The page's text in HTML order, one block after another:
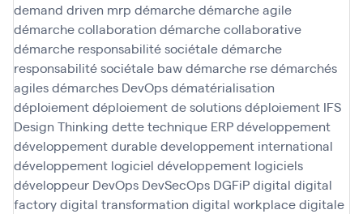
demand driven mrp démarchedémarche agile
démarche collaboration démarche collaborative
démarche responsabilité sociétaledémarche
responsabilité sociétale bawdémarche rsedémarchés
agilesdémarches DevOpsdématérialisation
déploiementdéploiement de solutionsdéploiement IFS
Design Thinking dette technique ERPdéveloppement
développement durabledeveloppement international
développement logiciel développement logiciels
développeur DevOps DevSecOps DGFiPdigital digital
factorydigital transformation digital workplacedigitale